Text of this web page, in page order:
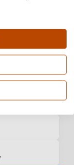
Scopri di più